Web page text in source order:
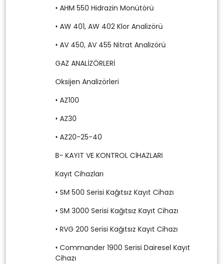
• AHM 550 Hidrazin Monütörü
• AW 401, AW 402 Klor Analizörü
• AV 450, AV 455 Nitrat Analizörü
GAZ ANALİZÖRLERİ
Oksijen Analizörleri
• AZ100
• AZ30
• AZ20-25-40
B- KAYIT VE KONTROL CİHAZLARI
Kayıt Cihazları
• SM 500 Serisi Kağıtsız Kayıt Cihazı
• SM 3000 Serisi Kağıtsız Kayıt Cihazı
• RVG 200 Serisi Kağıtsız Kayıt Cihazı
• Commander 1900 Serisi Dairesel Kayıt
Cihazı